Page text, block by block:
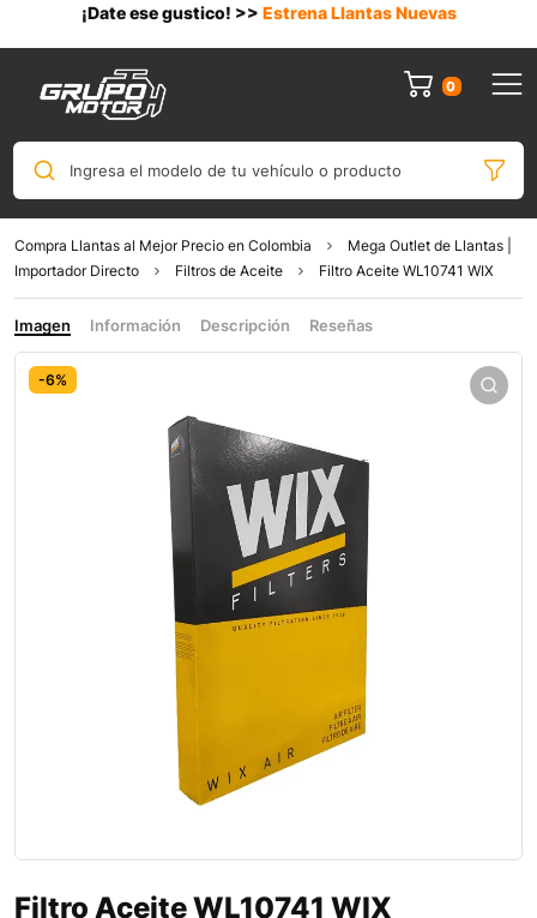
¡Date ese gustico! >> Estrena Llantas Nuevas
0
Ingresa el modelo de tu vehículo o producto
Compra Llantas al Mejor Precio en Colombia
Mega Outlet de Llantas |
Importador Directo
Filtros de Aceite Filtro Aceite WL10741 WIX
Imagen Información Descripción Reseñas
-6%
Filtro Aceite WL10741 WIX